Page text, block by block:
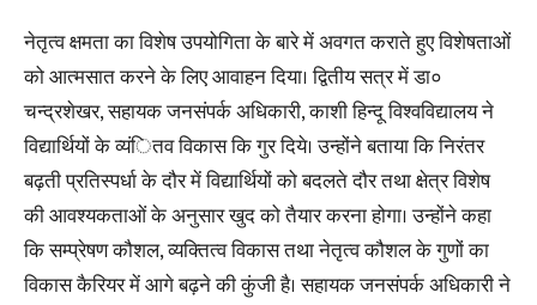
नेतृत्व क्षमता का विशेष उपयोगिता के बारे में अवगत कराते हुए विशेषताओं
को आत्मसात करने के लिए आवाहन दिया। द्वितीय सत्र में डा०
चन्द्रशेखर, सहायक जनसंपर्क अधिकारी, काशी हिन्दू विश्वविद्यालय ने
विद्यार्थियों के व्यंितव विकास कि गुर दिये। उन्होंने बताया कि निरंतर
बढ़ती प्रतिस्पर्धा के दौर में विद्यार्थियों को बदलते दौर तथा क्षेत्र विशेष
की आवश्यकताओं के अनुसार खुद को तैयार करना होगा। उन्होंने कहा
कि सम्प्रेषण कौशल, व्यक्तित्व विकास तथा नेतृत्व कौशल के गुणों का
विकास कैरियर में आगे बढ़ने की कुंजी है। सहायक जनसंपर्क अधिकारी ने